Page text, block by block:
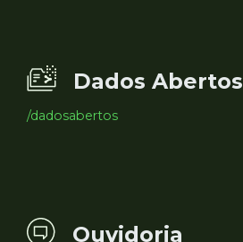
Dados Abertos
/dadosabertos
Ouvidoria